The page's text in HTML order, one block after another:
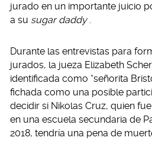
jurado en un importante juicio
a su sugar daddy .
Durante las entrevistas para
jurados, la jueza Elizabeth
identificada como “señorita
fichada como una posible
decidir si Nikolas Cruz, quien
en una escuela secundaria de
2018, tendría una pena de